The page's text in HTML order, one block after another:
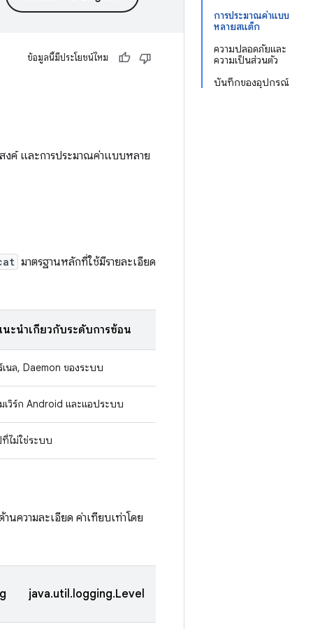
การประมาณค่าแบบ
หลายสแต็ก
ความปลอดภัยและ
ความเป็นส่วนตัว
บันทึกของอุปกรณ์
ข้อมูลนี้มีประโยชน์ไหม
งค์ และการประมาณค่าแบบหลาย
มาตรฐานหลักที่ใช้มีรายละเอียด
นะนำเกี่ยวกับระดับการซ้อน
เนล, Daemon ของระบบ
เวิร์ก Android และแอประบบ
ไม่ใช่ระบบ
นความละเอียด ค่าเทียบเท่าโดย
java.util.logging.Level